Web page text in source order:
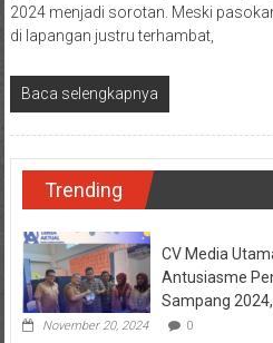
2024 menjadi sorotan. Meski
di lapangan justru terhambat,
Baca selengkapnya
Trending
CV Media
Antusiasme
Sampang
November 20, 2024 0